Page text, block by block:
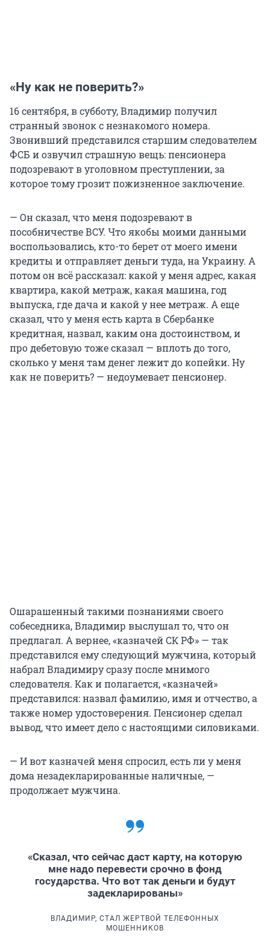
«Ну как не поверить?»
16 сентября, в субботу, Владимир получил
странный звонок с незнакомого номера.
Звонивший представился старшим следователем
ФСБ и озвучил страшную вещь: пенсионера
подозревают в уголовном преступлении, за
которое тому грозит пожизненное заключение.
— Он сказал, что меня подозревают в
пособничестве ВСУ. Что якобы моими данными
воспользовались, кто-то берет от моего имени
кредиты и отправляет деньги туда, на Украину. А
потом он всё рассказал: какой у меня адрес, какая
квартира, какой метраж, какая машина, год
выпуска, где дача и какой у нее метраж. А еще
сказал, что у меня есть карта в Сбербанке
кредитная, назвал, каким она достоинством, и
про дебетовую тоже сказал — вплоть до того,
сколько у меня там денег лежит до копейки. Ну
как не поверить? — недоумевает пенсионер.
Ошарашенный такими познаниями своего
собеседника, Владимир выслушал то, что он
предлагал. А вернее, «казначей СК РФ» — так
представился ему следующий мужчина, который
набрал Владимиру сразу после мнимого
следователя. Как и полагается, «казначей»
представился: назвал фамилию, имя и отчество, а
также номер удостоверения. Пенсионер сделал
вывод, что имеет дело с настоящими силовиками.
— И вот казначей меня спросил, есть ли у меня
дома незадекларированные наличные, —
продолжает мужчина.
«Сказал, что сейчас даст карту, на которую
мне надо перевести срочно в фонд
государства. Что вот так деньги и будут
задекларированы»
ВЛАДИМИР, СТАЛ ЖЕРТВОЙ ТЕЛЕФОННЫХ
МОШЕННИКОВ